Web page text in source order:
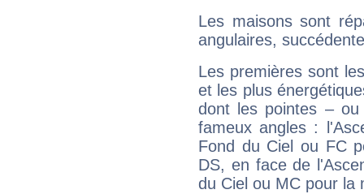
Les maisons sont
angulaires,
Les premières sont
et les plus
dont les pointes –
fameux angles :
Fond du Ciel ou FC
DS, en face de
du Ciel ou MC pour la